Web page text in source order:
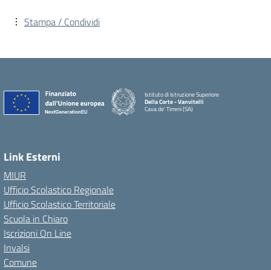
Stampa / Condividi
Istituto di Istruzione Superiore
Della Corte - Vanvitelli
Cava de' Tirreni (SA)
Link Esterni
MIUR
Ufficio Scolastico Regionale
Ufficio Scolastico Territoriale
Scuola in Chiaro
Iscrizioni On Line
Invalsi
Comune